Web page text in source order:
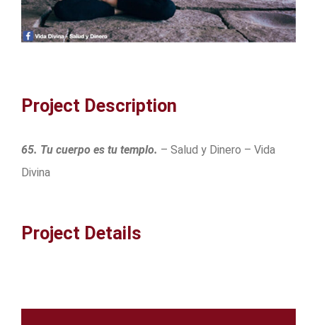
Project Description
65. Tu cuerpo es tu templo. – Salud y Dinero – Vida
Divina
Project Details